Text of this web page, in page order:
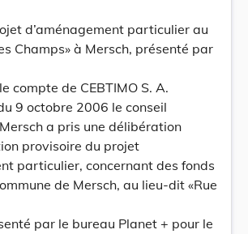
d’aménagement particulier au
Champs» à Mersch, présenté par
compte de CEBTIMO S. A.
9 octobre 2006 le conseil
a pris une délibération
provisoire du projet
particulier, concernant des fonds
de Mersch, au lieu-dit «Rue
par le bureau Planet + pour le